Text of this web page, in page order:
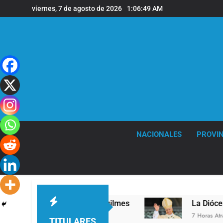
al
viernes, 7 de agosto de 2026 1:06:50 AM
NACIONALES
la sede de Quilmes La Diócesis de
7 Horas Atrás